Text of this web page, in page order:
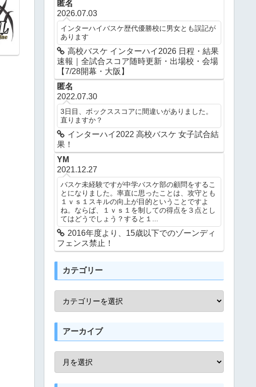
匿名
2026.07.03
インターハイバスケ歴代優勝校に男女とも誤記が
あります
高校バスケ インターハイ2026 日程・結果
速報｜全試合スコア随時更新・出場校・会場
【7/28開幕・大阪】
匿名
2022.07.30
3日目、ボックススコアに間違いがありました。
直りますか？
インターハイ2022 高校バスケ 女子試合結
果！
YM
2021.12.27
バスケ未経験ですが中学バスケ部の顧問をするこ
とになりました。率直に思ったことは、攻守とも
１ｖｓ１スキルの向上が目的ということですよ
ね。ならば、１ｖｓ１を制しての得点を３点とし
てはどうでしょう？すると１...
2016年度より、15歳以下でのゾーンディ
フェンス禁止！
カテゴリー
アーカイブ